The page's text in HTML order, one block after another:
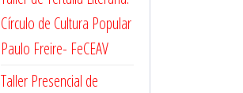
Círculo de Cultura Popular
Paulo Freire- FeCEAV
Taller Presencial de